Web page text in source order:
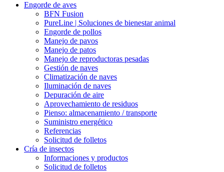
Engorde de aves
BFN Fusion
PureLine | Soluciones de bienestar animal
Engorde de pollos
Manejo de pavos
Manejo de patos
Manejo de reproductoras pesadas
Gestión de naves
Climatización de naves
Iluminación de naves
Depuración de aire
Aprovechamiento de residuos
Pienso: almacenamiento / transporte
Suministro energético
Referencias
Solicitud de folletos
Cría de insectos
Informaciones y productos
Solicitud de folletos